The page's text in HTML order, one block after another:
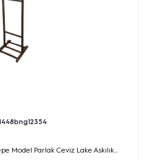
Model Parlak Ceviz Lake Askılık...